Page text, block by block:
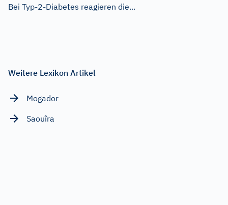
Bei Typ-2-Diabetes reagieren die...
Weitere Lexikon Artikel
Mogador
Saouîra